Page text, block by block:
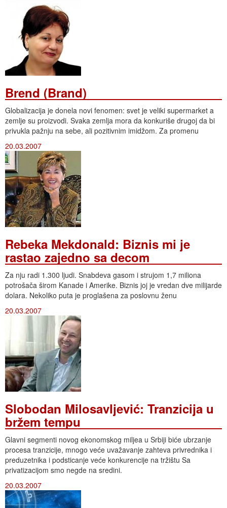
Brend (Brand)
Globalizacija je donela novi fenomen: svet je veliki supermarket a
zemlje su proizvodi. Svaka zemlja mora da konkuriše drugoj da bi
privukla pažnju na sebe, ali pozitivnim imidžom. Za promenu
20.03.2007
Rebeka Mekdonald: Biznis mi je
rastao zajedno sa decom
Za nju radi 1.300 ljudi. Snabdeva gasom i strujom 1,7 miliona
potrošača širom Kanade i Amerike. Biznis joj je vredan dve milijarde
dolara. Nekoliko puta je proglašena za poslovnu ženu
20.03.2007
Slobodan Milosavljević: Tranzicija u
bržem tempu
Glavni segmenti novog ekonomskog miljea u Srbiji biće ubrzanje
procesa tranzicije, mnogo veće uvažavanje zahteva privrednika i
preduzetnika i podsticanje veće konkurencije na tržištu Sa
privatizacijom smo negde na sredini.
20.03.2007